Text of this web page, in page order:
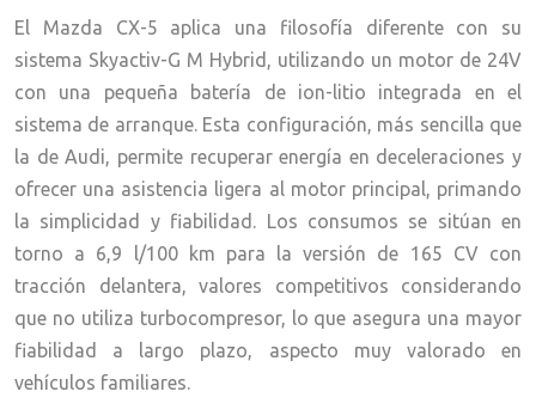
El Mazda CX-5 aplica una filosofía diferente con su
sistema Skyactiv-G M Hybrid, utilizando un motor de 24V
con una pequeña batería de ion-litio integrada en el
sistema de arranque. Esta configuración, más sencilla que
la de Audi, permite recuperar energía en deceleraciones y
ofrecer una asistencia ligera al motor principal, primando
la simplicidad y fiabilidad. Los consumos se sitúan en
torno a 6,9 l/100 km para la versión de 165 CV con
tracción delantera, valores competitivos considerando
que no utiliza turbocompresor, lo que asegura una mayor
fiabilidad a largo plazo, aspecto muy valorado en
vehículos familiares.